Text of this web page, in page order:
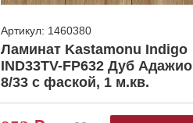
Артикул: 1460380
Ламинат Kastamonu Indigo
IND33TV-FP632 Дуб Адажио
8/33 с фаской, 1 м.кв.